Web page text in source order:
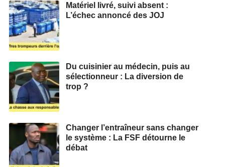
Matériel livré, suivi absent :
L’échec annoncé des JOJ
Du cuisinier au médecin, puis au
sélectionneur : La diversion de
trop ?
Changer l’entraîneur sans changer
le système : La FSF détourne le
débat